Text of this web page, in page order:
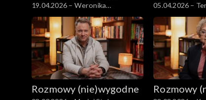
19.04.2026 – Weronika
Mliczewska
05.04.2026 –
Rozmowy (nie)wygodne Rozmowy